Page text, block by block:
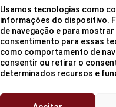
Usamos tecnologias como
informações do dispositivo.
de navegação e para
consentimento para essas
como comportamento de
consentir ou retirar o
determinados recursos e